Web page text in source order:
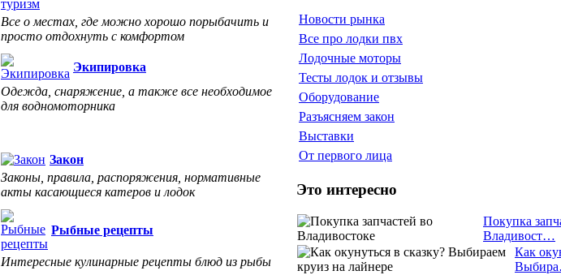
Все о местах, где можно хорошо порыбачить и
просто отдохнуть с комфортом
Экипировка
Одежда, снаряжение, а также все необходимое
для водномоторника
Закон
Законы, правила, распоряжения, нормативные
акты касающиеся катеров и лодок
Рыбные рецепты
Интересные кулинарные рецепты блюд из рыбы
Новости рынка
Все про лодки пвх
Лодочные моторы
Тесты лодок и отзывы
Оборудование
Разъясняем закон
Выставки
От первого лица
Это интересно
Покупка
Владивост…
Как